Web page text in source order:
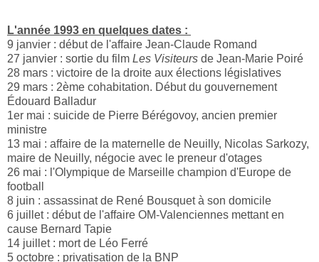
L'année 1993 en quelques dates :
9 janvier : début de l'affaire Jean-Claude Romand
27 janvier : sortie du film Les Visiteurs de Jean-Marie Poiré
28 mars : victoire de la droite aux élections législatives
29 mars : 2ème cohabitation. Début du gouvernement
Édouard Balladur
1er mai : suicide de Pierre Bérégovoy, ancien premier
ministre
13 mai : affaire de la maternelle de Neuilly, Nicolas Sarkozy,
maire de Neuilly, négocie avec le preneur d'otages
26 mai : l'Olympique de Marseille champion d'Europe de
football
8 juin : assassinat de René Bousquet à son domicile
6 juillet : début de l'affaire OM-Valenciennes mettant en
cause Bernard Tapie
14 juillet : mort de Léo Ferré
5 octobre : privatisation de la BNP